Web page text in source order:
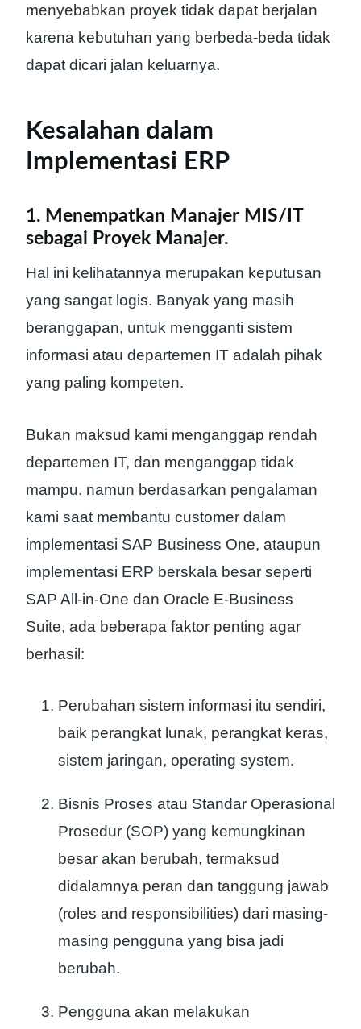
menyebabkan proyek tidak dapat berjalan
karena kebutuhan yang berbeda-beda tidak
dapat dicari jalan keluarnya.
Kesalahan dalam
Implementasi ERP
1. Menempatkan Manajer MIS/IT
sebagai Proyek Manajer.
Hal ini kelihatannya merupakan keputusan
yang sangat logis. Banyak yang masih
beranggapan, untuk mengganti sistem
informasi atau departemen IT adalah pihak
yang paling kompeten.
Bukan maksud kami menganggap rendah
departemen IT, dan menganggap tidak
mampu. namun berdasarkan pengalaman
kami saat membantu customer dalam
implementasi SAP Business One, ataupun
implementasi ERP berskala besar seperti
SAP All-in-One dan Oracle E-Business
Suite, ada beberapa faktor penting agar
berhasil:
Perubahan sistem informasi itu sendiri,
baik perangkat lunak, perangkat keras,
sistem jaringan, operating system.
Bisnis Proses atau Standar Operasional
Prosedur (SOP) yang kemungkinan
besar akan berubah, termaksud
didalamnya peran dan tanggung jawab
(roles and responsibilities) dari masing-
masing pengguna yang bisa jadi
berubah.
Pengguna akan melakukan